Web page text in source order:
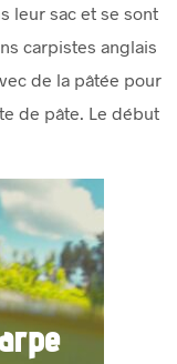
leur sac et se sont
carpistes anglais
de la pâtée pour
de pâte. Le début